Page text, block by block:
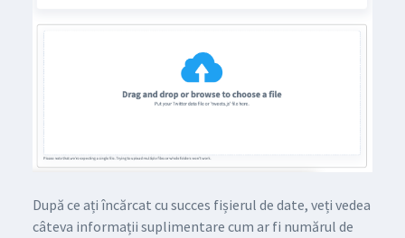
După ce ați încărcat cu succes fișierul de date, veți vedea
câteva informații suplimentare cum ar fi numărul de